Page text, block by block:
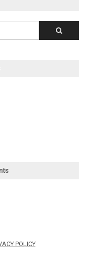
POLICY